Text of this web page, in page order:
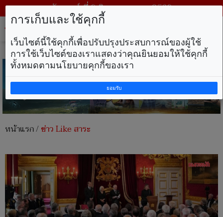
วันเสาร์ ที่ 8 สิงหาคม พ.ศ. 2569
หน้าแรก/ข่าว Like สาระ
การเก็บและใช้คุกกี้
เว็บไซต์นี้ใช้คุกกี้เพื่อปรับปรุงประสบการณ์ของผู้ใช้
การใช้เว็บไซต์ของเราแสดงว่าคุณยินยอมให้ใช้คุกกี้
ทั้งหมดตามนโยบายคุกกี้ของเรา
ยอมรับ